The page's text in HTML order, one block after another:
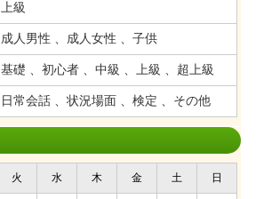
上級
成人男性 、成人女性 、子供
基礎 、初心者 、中級 、上級 、超上級
日常会話 、状況場面 、検定 、その他
火 水 木 金 土 日